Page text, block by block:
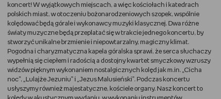
DBAM O URODĘ
PASJE DZIECKA
TRENUJĘ
PORADNIKI
koncert! W wyjątkowych miejscach, a więc kościołach i katedrach
polskich miast, w otoczeniu bożonarodzeniowych szopek, wspólnie
kolędować będą górale i wykonawcy muzyki klasycznej. Dwa różne
światy muzyczne będą przeplatać się w trakcie jednego koncertu, by
stworzyć unikalne brzmienie i niepowtarzalny, magiczny klimat.
Pogodna i charyzmatyczna kapela góralska sprawi, że serca słuchaczy
wypełnią się ciepłem i radością a dostojny kwartet smyczkowy wzruszy
widzów pięknym wykonaniem nostalgicznych kolęd jak m.in. „Cicha
noc”, „Lulajże Jezuniu” i „Jezus Malusieński”. Podczas koncertu
usłyszymy również majestatyczne, kościele organy. Nasz koncert to